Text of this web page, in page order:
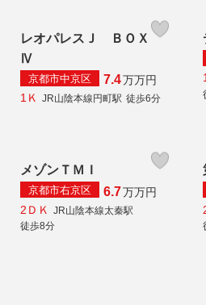
レオパレスＪ ＢＯＸ
Ⅳ
京都市中京区 7.4万万円
1Ｋ JR山陰本線円町駅 徒歩6分
メゾンＴＭＩ
京都市右京区 6.7万万円
2ＤＫ
JR山陰本線太秦駅
徒歩8分